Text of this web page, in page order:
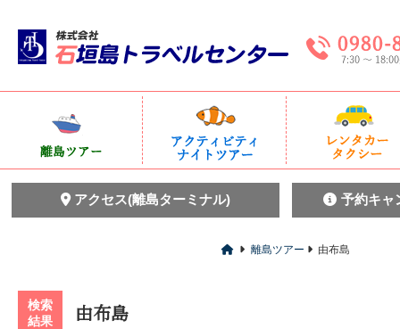
アクセス(離島ターミナル) 予約キャ
離島ツアー 由布島
検索
結果
由布島